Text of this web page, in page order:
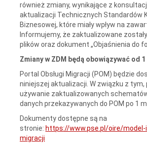
również zmiany, wynikające z
aktualizacji Technicznych Standardów
Biznesowej, które miały wpływ na
Informujemy, że zaktualizowane
plików oraz dokument „Objaśnienia do
Zmiany w ZDM będą obowiązywać od 1
Portal Obsługi Migracji (POM) będzie
niniejszej aktualizacji. W związku z tym,
używanie zaktualizowanych
danych przekazywanych do POM po 1
Dokumenty dostępne są na
stronie: https://www.pse.pl/oire/
migracji